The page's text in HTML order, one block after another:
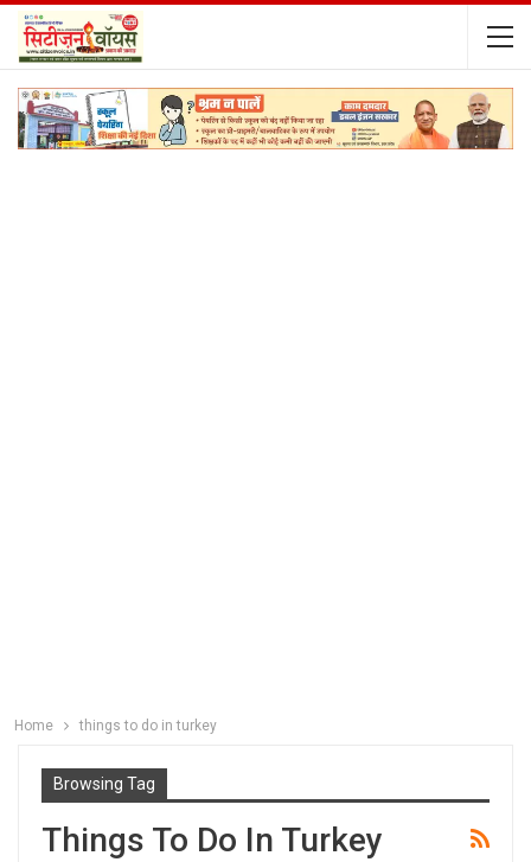
Home things to do in turkey
Browsing Tag
Things To Do In Turkey